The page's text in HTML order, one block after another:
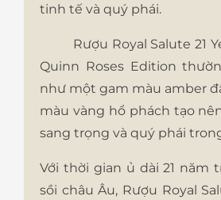
tinh tế và quý phái.
Rượu Royal Salute 21
Quinn Roses Edition
như một gam màu amber
màu vàng hổ phách tạo
sang trọng và quý phái
Với thời gian ủ dài 21 năm
sồi châu Âu, Rượu Royal